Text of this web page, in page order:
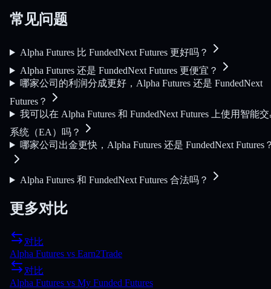
常见问题
Alpha Futures 比 FundedNext Futures 更好吗？
Alpha Futures 还是 FundedNext Futures 更便宜？
哪家公司的利润分成更好，Alpha Futures 还是 FundedNext
Futures？
我可以在 Alpha Futures 和 FundedNext Futures 上使用智能
系统（EA）吗？
哪家公司出金更快，Alpha Futures 还是 FundedNext Futures
Alpha Futures 和 FundedNext Futures 合法吗？
更多对比
对比
Alpha Futures vs Earn2Trade
对比
Alpha Futures vs My Funded Futures